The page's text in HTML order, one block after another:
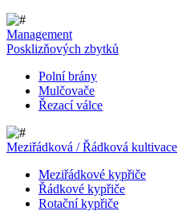
Management
Posklizňových zbytků
Polní brány
Mulčovače
Řezací válce
Meziřádková / Řádková kultivace
Meziřádkové kypřiče
Řádkové kypřiče
Rotační kypřiče